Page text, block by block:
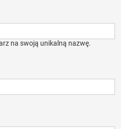
na swoją unikalną nazwę.